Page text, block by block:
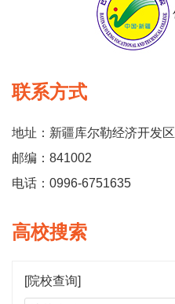
联系方式
地址：新疆库尔勒经济开发区
邮编：841002
电话：0996-6751635
高校搜索
[院校查询]